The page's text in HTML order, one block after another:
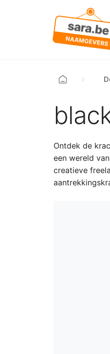
Ontdek de
een wereld
creatieve